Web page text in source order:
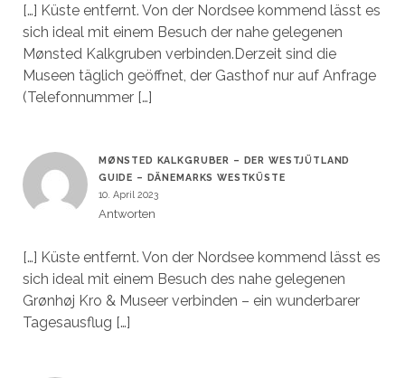
[…] Küste entfernt. Von der Nordsee kommend lässt es
sich ideal mit einem Besuch der nahe gelegenen
Mønsted Kalkgruben verbinden.Derzeit sind die
Museen täglich geöffnet, der Gasthof nur auf Anfrage
(Telefonnummer […]
MØNSTED KALKGRUBER – DER WESTJÜTLAND
GUIDE – DÄNEMARKS WESTKÜSTE
10. April 2023
Antworten
[…] Küste entfernt. Von der Nordsee kommend lässt es
sich ideal mit einem Besuch des nahe gelegenen
Grønhøj Kro & Museer verbinden – ein wunderbarer
Tagesausflug […]